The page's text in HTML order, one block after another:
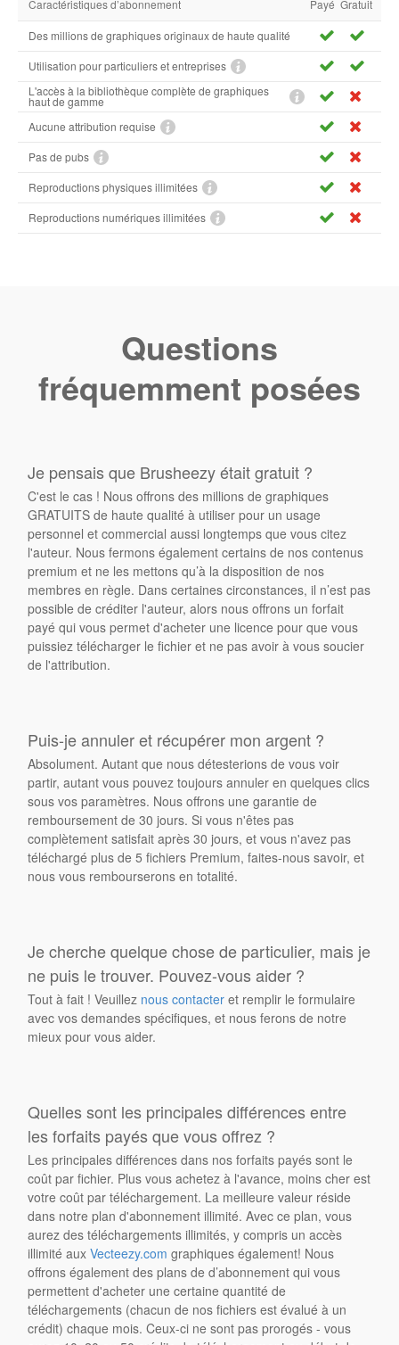
Caractéristiques d’abonnement Payé Gratuit
Des millions de graphiques originaux de haute qualité
Utilisation pour particuliers et entreprises
L'accès à la bibliothèque complète de graphiques
haut de gamme
Aucune attribution requise
Pas de pubs
Reproductions physiques illimitées
Reproductions numériques illimitées
Questions
fréquemment posées
Je pensais que Brusheezy était gratuit ?
C'est le cas ! Nous offrons des millions de graphiques
GRATUITS de haute qualité à utiliser pour un usage
personnel et commercial aussi longtemps que vous citez
l'auteur. Nous fermons également certains de nos contenus
premium et ne les mettons qu’à la disposition de nos
membres en règle. Dans certaines circonstances, il n’est pas
possible de créditer l'auteur, alors nous offrons un forfait
payé qui vous permet d'acheter une licence pour que vous
puissiez télécharger le fichier et ne pas avoir à vous soucier
de l'attribution.
Puis-je annuler et récupérer mon argent ?
Absolument. Autant que nous détesterions de vous voir
partir, autant vous pouvez toujours annuler en quelques clics
sous vos paramètres. Nous offrons une garantie de
remboursement de 30 jours. Si vous n'êtes pas
complètement satisfait après 30 jours, et vous n'avez pas
téléchargé plus de 5 fichiers Premium, faites-nous savoir, et
nous vous rembourserons en totalité.
Je cherche quelque chose de particulier, mais je
ne puis le trouver. Pouvez-vous aider ?
Tout à fait ! Veuillez nous contacter et remplir le formulaire
avec vos demandes spécifiques, et nous ferons de notre
mieux pour vous aider.
Quelles sont les principales différences entre
les forfaits payés que vous offrez ?
Les principales différences dans nos forfaits payés sont le
coût par fichier. Plus vous achetez à l'avance, moins cher est
votre coût par téléchargement. La meilleure valeur réside
dans notre plan d'abonnement illimité. Avec ce plan, vous
aurez des téléchargements illimités, y compris un accès
illimité auxVecteezy.com graphiques également! Nous
offrons également des plans de d’abonnement qui vous
permettent d'acheter une certaine quantité de
téléchargements (chacun de nos fichiers est évalué à un
crédit) chaque mois. Ceux-ci ne sont pas prorogés - vous